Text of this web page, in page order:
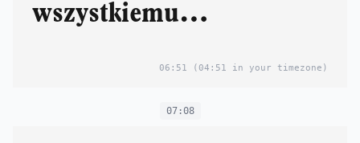
wszystkiemu
06:51 (04:51 in your timezone)
07:08